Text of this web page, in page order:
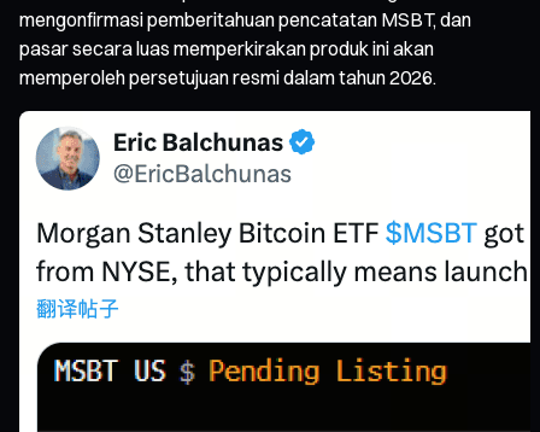
mengonfirmasi pemberitahuan pencatatan MSBT, dan
pasar secara luas memperkirakan produk ini akan
memperoleh persetujuan resmi dalam tahun 2026.